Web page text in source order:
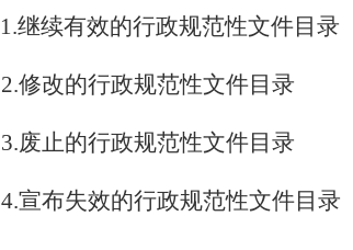
1.继续有效的行政规范性文件目录
2.修改的行政规范性文件目录
3.废止的行政规范性文件目录
4.宣布失效的行政规范性文件目录